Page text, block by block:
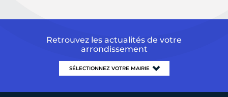
Retrouvez les actualités de votre
arrondissement